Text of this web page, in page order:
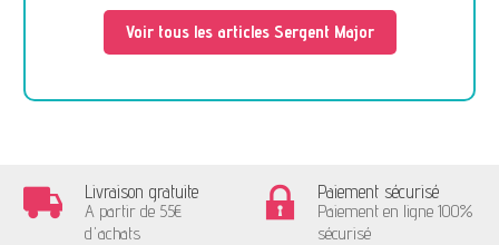
Voir tous les articles Sergent Major
Livraison gratuite
A partir de 55€
d'achats
Paiement sécurisé
Paiement en ligne 100%
sécurisé